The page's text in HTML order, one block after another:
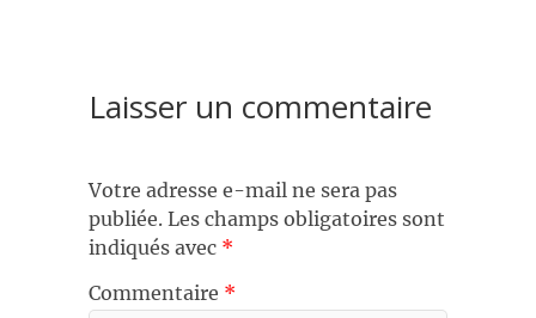
Laisser un commentaire
Votre adresse e-mail ne sera pas
publiée. Les champs obligatoires sont
indiqués avec *
Commentaire *